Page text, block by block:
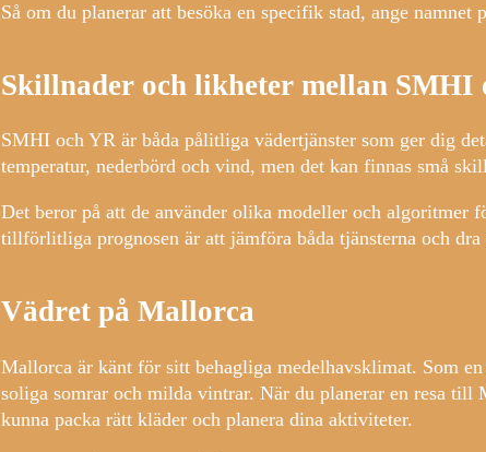
Så om du planerar att besöka en specifik stad, ange namnet
Skillnader och likheter mellan SMHI
SMHI och YR är båda pålitliga vädertjänster som ger dig
temperatur, nederbörd och vind, men det kan finnas små
Det beror på att de använder olika modeller och algoritmer
tillförlitliga prognosen är att jämföra båda tjänsterna och dra
Vädret på Mallorca
Mallorca är känt för sitt behagliga medelhavsklimat. Som
soliga somrar och milda vintrar. När du planerar en resa
kunna packa rätt kläder och planera dina aktiviteter.